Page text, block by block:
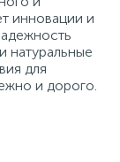
инновации и
натуральные
для
и дорого.